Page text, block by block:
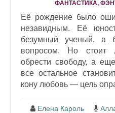
ФАНТАСТИКА,
Её рождение было
незавидным. Её
безумный ученый, а
вопросом. Но стоит
обрести свободу, а
все остальное
кону любовь — цель
Елена Кароль